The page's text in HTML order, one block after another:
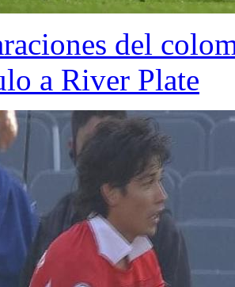
del
a River Plate